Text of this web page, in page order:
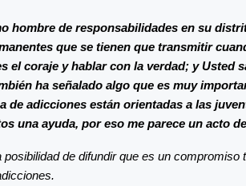
hombre de responsabilidades en su
que se tienen que transmitir
el coraje y hablar con la verdad; y Usted
ha señalado algo que es muy
de adicciones están orientadas a las
una ayuda, por eso me parece un acto
de difundir que es un compromiso